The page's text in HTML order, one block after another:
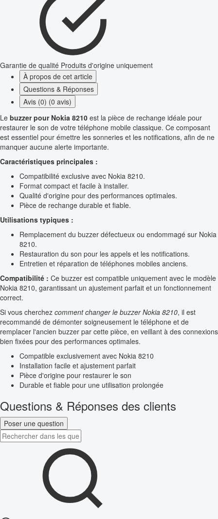
Garantie de qualité Produits d'origine uniquement
À propos de cet article
Questions & Réponses
Avis (0) (0 avis)
Le buzzer pour Nokia 8210 est la pièce de rechange idéale pour
restaurer le son de votre téléphone mobile classique. Ce composant
est essentiel pour émettre les sonneries et les notifications, afin de ne
manquer aucune alerte importante.
Caractéristiques principales :
Compatibilité exclusive avec Nokia 8210.
Format compact et facile à installer.
Qualité d'origine pour des performances optimales.
Pièce de rechange durable et fiable.
Utilisations typiques :
Remplacement du buzzer défectueux ou endommagé sur Nokia
8210.
Restauration du son pour les appels et les notifications.
Entretien et réparation de téléphones mobiles anciens.
Compatibilité : Ce buzzer est compatible uniquement avec le modèle
Nokia 8210, garantissant un ajustement parfait et un fonctionnement
correct.
Si vous cherchez comment changer le buzzer Nokia 8210, il est
recommandé de démonter soigneusement le téléphone et de
remplacer l'ancien buzzer par cette pièce, en veillant à des connexions
bien fixées pour des performances optimales.
Compatible exclusivement avec Nokia 8210
Installation facile et ajustement parfait
Pièce d'origine pour restaurer le son
Durable et fiable pour une utilisation prolongée
Questions & Réponses des clients
Poser une question